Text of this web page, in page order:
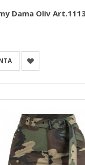
Dama Oliv